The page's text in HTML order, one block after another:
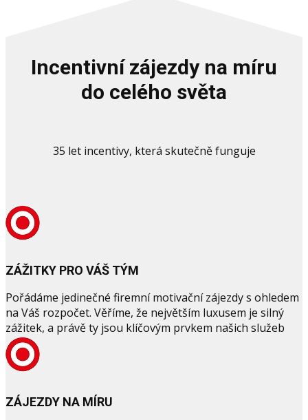
Incentivní zájezdy na míru
do celého světa
35 let incentivy, která skutečně funguje
ZÁŽITKY PRO VÁŠ TÝM
Pořádáme jedinečné firemní motivační zájezdy s ohledem
na Váš rozpočet. Věříme, že největším luxusem je silný
zážitek, a právě ty jsou klíčovým prvkem našich služeb
ZÁJEZDY NA MÍRU